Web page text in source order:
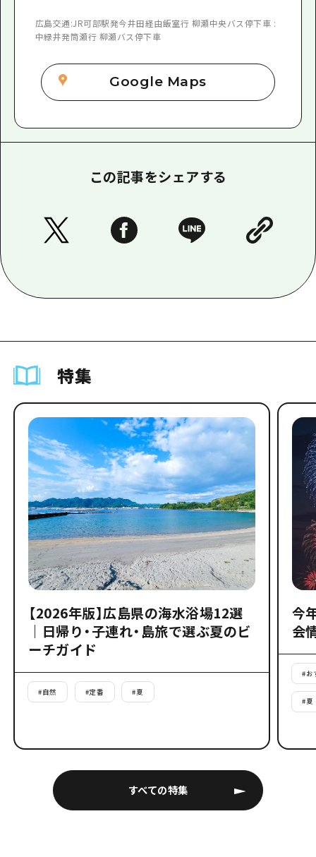
広島交通:JR可部駅発今井田経由飯室行 柳瀬中央バス停下車 :
中緑井発筒瀬行 柳瀬バス停下車
Google Maps
この記事をシェアする
特集
すべての特集
【2026年版】広島県の海水浴場12選
｜日帰り・子連れ・島旅で選ぶ夏のビ
ーチガイド
#自然 #定番 #夏
今
会
#お
#夏